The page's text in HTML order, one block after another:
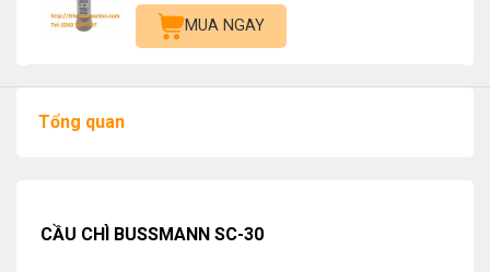
MUA NGAY
Tổng quan
CẦU CHÌ BUSSMANN SC-30